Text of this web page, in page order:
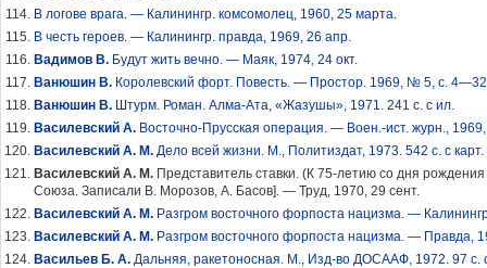
В логове врага. — Калинингр. комсомолец, 1960, 25 марта.
В честь героев. — Калинингр. правда, 1969, 26 апр.
Вадимов В. Будут жить вечно. — Маяк, 1974, 24 окт.
Ванюшин В. Королевский форт. Повесть. — Простор. 1969, № 5, с.
Ванюшин В. Штурм. Роман. Алма-Ата, «Жазушы», 1971. 241 с. с ил.
Василевский А. Восточно-Прусская операция. — Воен.-ист. журн.,
Василевский А. М. Дело всей жизни. М., Политиздат, 1973. 542 с. с карт.
Василевский А. М. Представитель ставки. (К 75-летию со дня
Союза. Записали В. Морозов, А. Басов]. — Труд, 1970, 29 сент.
Василевский А. М. Разгром восточного форпоста нацизма. —
Василевский А. М. Разгром восточного форпоста нацизма. — Правда,
Васильев Б. А. Дальняя, ракетоносная. М., Изд-во ДОСААФ, 1972. 97 с.